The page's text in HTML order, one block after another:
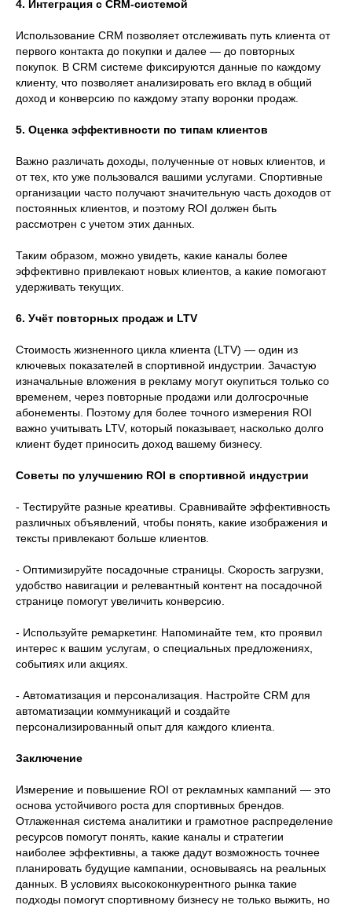
4. Интеграция с CRM-системой
Использование CRM позволяет отслеживать путь клиента от
первого контакта до покупки и далее — до повторных
покупок. В CRM системе фиксируются данные по каждому
клиенту, что позволяет анализировать его вклад в общий
доход и конверсию по каждому этапу воронки продаж.
5. Оценка эффективности по типам клиентов
Важно различать доходы, полученные от новых клиентов, и
от тех, кто уже пользовался вашими услугами. Спортивные
организации часто получают значительную часть доходов от
постоянных клиентов, и поэтому ROI должен быть
рассмотрен с учетом этих данных.
Таким образом, можно увидеть, какие каналы более
эффективно привлекают новых клиентов, а какие помогают
удерживать текущих.
6. Учёт повторных продаж и LTV
Стоимость жизненного цикла клиента (LTV) — один из
ключевых показателей в спортивной индустрии. Зачастую
изначальные вложения в рекламу могут окупиться только со
временем, через повторные продажи или долгосрочные
абонементы. Поэтому для более точного измерения ROI
важно учитывать LTV, который показывает, насколько долго
клиент будет приносить доход вашему бизнесу.
Советы по улучшению ROI в спортивной индустрии
- Тестируйте разные креативы. Сравнивайте эффективность
различных объявлений, чтобы понять, какие изображения и
тексты привлекают больше клиентов.
- Оптимизируйте посадочные страницы. Скорость загрузки,
удобство навигации и релевантный контент на посадочной
странице помогут увеличить конверсию.
- Используйте ремаркетинг. Напоминайте тем, кто проявил
интерес к вашим услугам, о специальных предложениях,
событиях или акциях.
- Автоматизация и персонализация. Настройте CRM для
автоматизации коммуникаций и создайте
персонализированный опыт для каждого клиента.
Заключение
Измерение и повышение ROI от рекламных кампаний — это
основа устойчивого роста для спортивных брендов.
Отлаженная система аналитики и грамотное распределение
ресурсов помогут понять, какие каналы и стратегии
наиболее эффективны, а также дадут возможность точнее
планировать будущие кампании, основываясь на реальных
данных. В условиях высококонкурентного рынка такие
подходы помогут спортивному бизнесу не только выжить, но
эффективную
стратегию
продвижения для
вашего бизнеса
Оставьте свой номер телефона, и мы перезвоним
вам, чтобы проконсультировать и ответить на все
вопросы.
согласен(-на)
данных